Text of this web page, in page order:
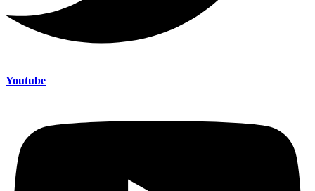
Youtube